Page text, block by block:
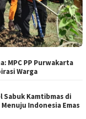
MPC PP Purwakarta
Warga
Sabuk Kamtibmas di
Indonesia Emas